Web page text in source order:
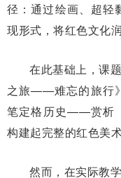
径：通过绘画、超轻
现形式，将红色文化
在此基础上，课
之旅——难忘的旅行
笔定格历史——赏析
构建起完整的红色美术
然而，在实际教